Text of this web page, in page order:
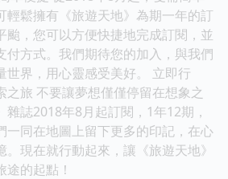
輕鬆擁有《旅遊天地》為期一年的訂
颱，您可以方便快捷地完成訂閱，並
付方式。我們期待您的加入，與我們
世界，用心靈感受美好。 立即行
之旅 不要讓夢想僅僅停留在想象之
雜誌2018年8月起訂閱，1年12期，
一同在地圖上留下更多的印記，在心
。現在就行動起來，讓《旅遊天地》
的起點！